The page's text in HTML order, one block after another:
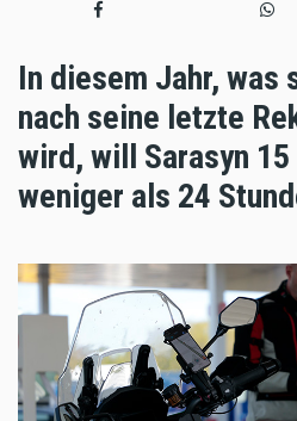
In diesem Jahr, was
nach seine letzte
wird, will Sarasyn
weniger als 24